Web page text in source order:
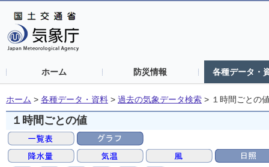
ホーム 防災情報 各種データ・
ホーム > 各種データ・資料 > 過去の気象データ検索 > １時間ごとの
１時間ごとの値